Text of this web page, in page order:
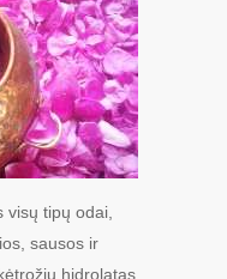
visų tipų odai,
sausos ir
hidrolatas